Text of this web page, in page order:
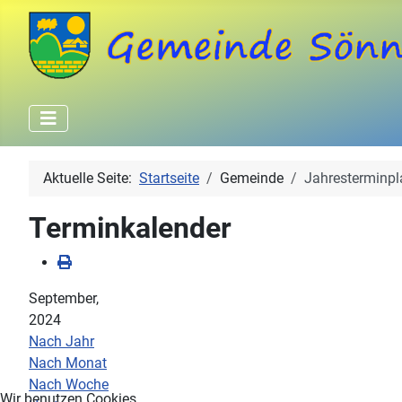
Aktuelle Seite: Startseite Gemeinde
Terminkalender
September,
2024
Nach Jahr
Nach Monat
Nach Woche